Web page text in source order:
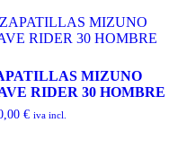
MIZUNO
RIDER 30 HOMBRE
€ iva incl.